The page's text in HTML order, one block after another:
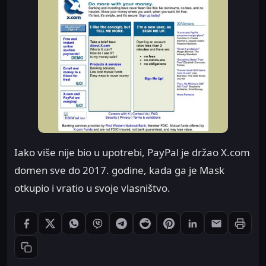
Iako više nije bio u upotrebi, PayPal je držao X.com
domen sve do 2017. godine, kada ga je Mask
otkupio i vratio u svoje vlasništvo.
Podeli: Facebook
Podeli: XPodeli: WhatsApp
Podeli: Viber
Podeli: Telegram
Podeli: Reddit
Podeli: Pinterest
Podeli: LinkedIn
Podeli:
Kopiraj link